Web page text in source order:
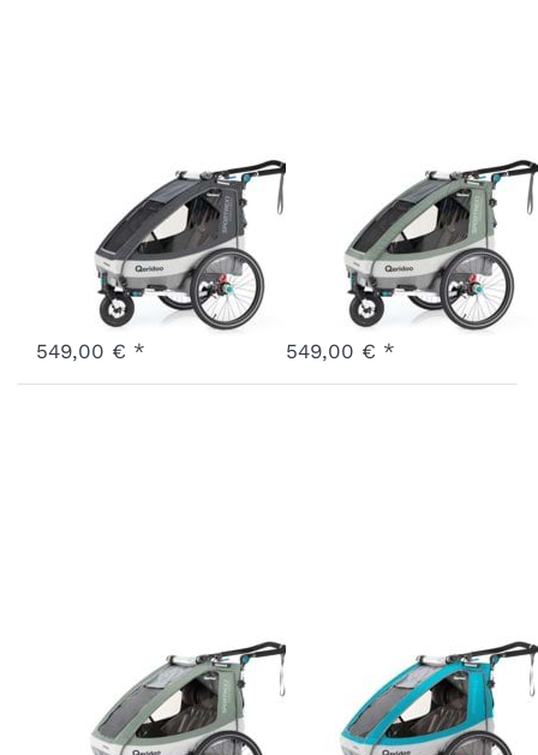
Limited
Edition Grau
Q-SR1-21-LG
Ausverkauft - wird nachgeliefert, sobald wieder auf Lager.
549,00 € *
Limited
Edition Mint
Q-SR1-21-LM
Ausverkauft - wird nachgeliefert, sobald wieder auf Lager.
549,00 € *
Sportrex2
Limited
Edition Mint
Sportrex2
Petrol
Q-SR2-21-P